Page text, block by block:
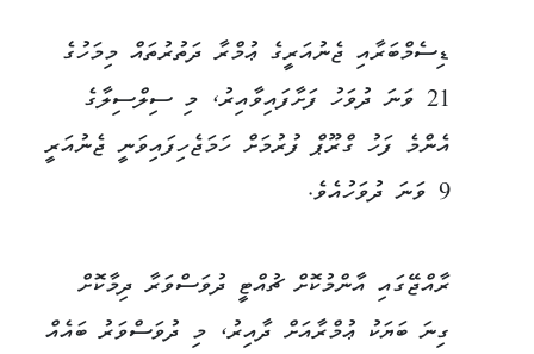
ޑިސެމްބަރާއި ޖެނުއަރީގެ ޢުމްރާ ދަތުރުތައް މިމަހުގެ
21 ވަނަ ދުވަހު ފަށާފައިވާއިރު، މި ސިލްސިލާގެ
އެންމެ ފަހު ގްރޫޕް ފުރުމަށް ހަމަޖެހިފައިވަނީ ޖެނުއަރީ
9 ވަނަ ދުވަހުއެވެ.
ރާއްޖޭގައި އާންމުކޮށް ޗުއްޓީ ދުވަސްވަރާ ދިމާކޮށް
ގިނަ ބަޔަކު ޢުމްރާއަށް ދާއިރު، މި ދުވަސްވަރު ބައެއް